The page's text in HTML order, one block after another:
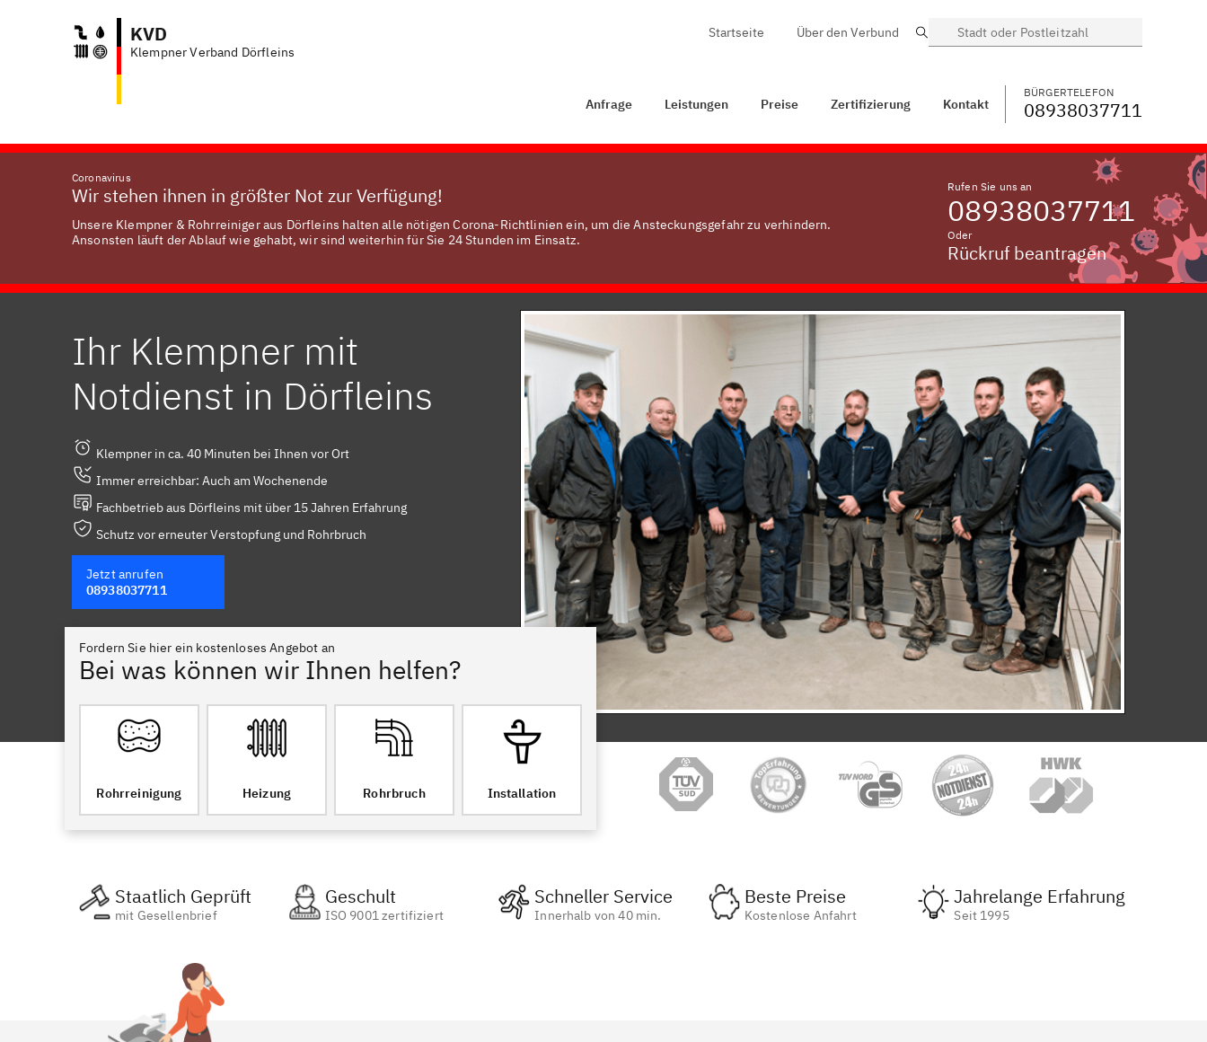
KVD
Klempner Verband Dörfleins
BÜRGERTELEFON WECHSELN
Startseite Über den Verbund Suche
Anfrage Leistungen Preise Zertifizierung Kontakt
BÜRGERTELEFON
08938037711
Coronavirus
Wir stehen ihnen in größter Not zur Verfügung!
Unsere Klempner & Rohrreiniger aus Dörfleins halten alle nötigen Corona-Richtlinien ein, um die Ansteckungsgefahr zu verhindern.
Ansonsten läuft der Ablauf wie gehabt, wir sind weiterhin für Sie 24 Stunden im Einsatz.
Rufen Sie uns an
08938037711
Oder
Rückruf beantragen
Ihr Klempner mit
Notdienst in Dörfleins
Klempner in ca. 40 Minuten bei Ihnen vor Ort
Immer erreichbar: Auch am Wochenende
Fachbetrieb aus Dörfleins mit über 15 Jahren Erfahrung
Schutz vor erneuter Verstopfung und Rohrbruch
Jetzt anrufen
08938037711
Fordern Sie hier ein kostenloses Angebot an
Bei was können wir Ihnen helfen?
Rohrreinigung Heizung Rohrbruch Installation
Staatlich Geprüft
mit Gesellenbrief
Geschult
ISO 9001 zertifiziert
Schneller Service
Innerhalb von 40 min.
Beste Preise
Kostenlose Anfahrt
Jahrelange Erfahrung
Seit 1995